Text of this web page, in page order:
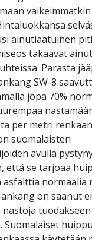
ainutlaatuinen
takaavat
Parasta
SW-8
jopa 70%
per metri
suomalaisten
avulla
että se tarjoaa
normaalia
on saanut
nastoja
Suomalaiset